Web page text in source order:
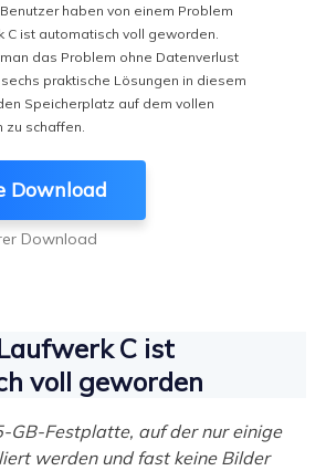
haben von einem Problem
C ist automatisch voll geworden.
das Problem ohne Datenverlust
praktische Lösungen in diesem
Speicherplatz auf dem vollen
zu schaffen.
Download
Download
C ist
voll geworden
GB-Festplatte, auf der nur einige
werden und fast keine Bilder